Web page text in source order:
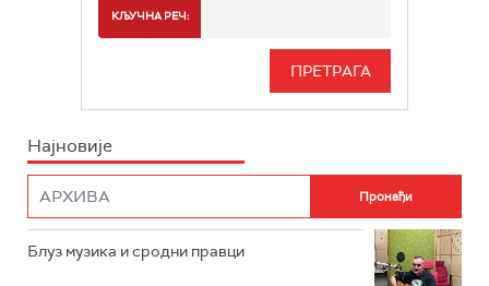
РАДИО БЕОГРАД 3
РАДИО РОКЕНРОЛЕР
ИНФО
КЉУЧНА РЕЧ:
Најновије
Блуз музика и сродни правци